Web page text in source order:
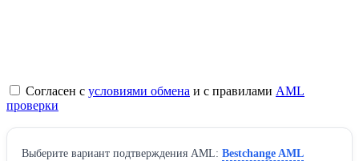
Согласен с условиями обмена и с правилами AML
проверки
Выберите вариант подтверждения AML: Bestchange AML